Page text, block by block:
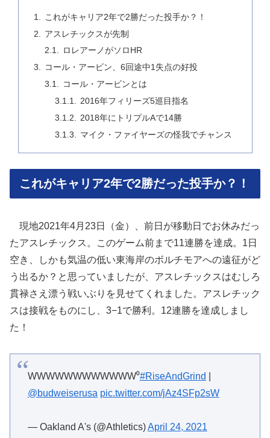
これがキャリア2年で2勝だった投手か？！
アスレチックスが先制
ロレアーノがソロHR
コール・アービン、6回途中1失点の好投
コール・アービンとは
2016年フィリーズ5巡目指名
2018年にトリプルAで14勝
マイク・ファイヤーズの怪我でチャンス
これがキャリア2年で2勝だった投手か？！
現地2021年4月23日（金）、前日が移動日でお休みだっ
たアスレチックス。このゲーム前まで11連勝を達成。1日
空き、しかも気温の低い東海岸のボルチモアへの遠征がど
う出るか？と思っていましたが、アスレチックスはむしろ
貫禄さえ漂う戦いぶりを見せてくれました。アスレチック
スは接戦をものにし、3−1で勝利。12連勝を達成しまし
た！
WWWWWWWWWWWW⁰#RiseAndGrind
@budweiserusa pic.twitter.com/jAz4SFp2sW
— Oakland A's (@Athletics)April 24, 2021